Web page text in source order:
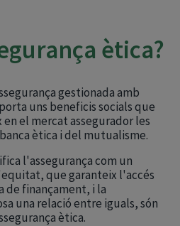
ètica?
gestionada amb
uns beneficis socials que
el mercat assegurador les
ètica i del mutualisme.
l'assegurança com un
que garanteix l'accés
de finançament, i la
una relació entre iguals, són
ètica.